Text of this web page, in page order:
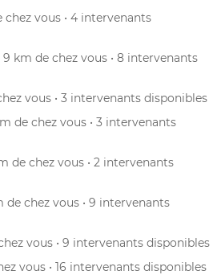
chez vous • 4 intervenants
9 km de chez vous • 8 intervenants
vous • 3 intervenants disponibles
de chez vous • 3 intervenants
de chez vous • 2 intervenants
de chez vous • 9 intervenants
vous • 9 intervenants disponibles
vous • 16 intervenants disponibles